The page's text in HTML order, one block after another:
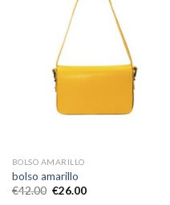
BOLSO AMARILLO
bolso amarillo
€42.00 €26.00